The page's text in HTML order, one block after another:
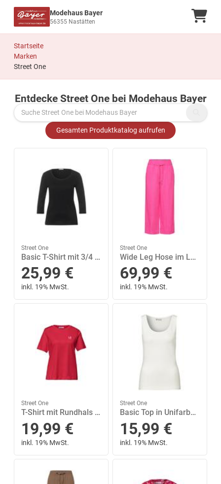
Modehaus Bayer
56355 Nastätten
Startseite
Marken
Street One
Zu den Produkten springen
Entdecke Street One bei Modehaus Bayer
Gesamten Produktkatalog aufrufen
Street One
Basic T-Shirt mit 3/4 Arm 40 - Black
25,99 €
inkl. 19% MwSt.
Street One
Wide Leg Hose im Loose Fit aus Leinen 42/7/8 Hosen - Magenta Dream
69,99 €
inkl. 19% MwSt.
Street One
T-Shirt mit Rundhals und Printdetail 36 - Salsa Red
19,99 €
inkl. 19% MwSt.
Street One
Basic Top in Unifarbe 38 - Off White
15,99 €
inkl. 19% MwSt.